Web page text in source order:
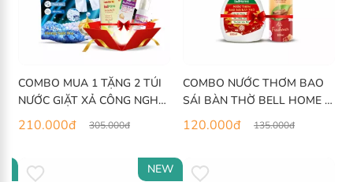
COMBO MUA 1 TẶNG 2 TÚI
NƯỚC GIẶT XẢ CÔNG NGHỆ
SINH HỌC BELL HOME
210.000đ 305.000đ
COMBO NƯỚC THƠM BAO
SÁI BÀN THỜ BELL HOME +
XỊT PHÒNG
120.000đ 135.000đ
NEW